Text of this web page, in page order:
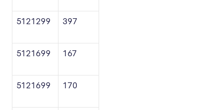
5121299 397
5121699 167
5121699 170